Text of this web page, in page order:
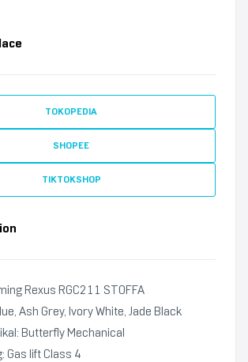
TOKOPEDIA
SHOPEE
TIKTOKSHOP
Rexus RGC211 STOFFA
Ash Grey, Ivory White, Jade Black
Butterfly Mechanical
Gas lift Class 4